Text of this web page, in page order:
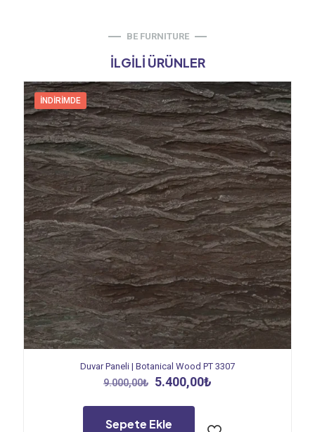
BE FURNITURE
İLGILI ÜRÜNLER
İNDIRIMDE
Duvar Paneli | Botanical Wood PT 3307
9.000,00₺ Orijinal
9.000,00₺.
5.400,00₺
Sepete Ekle